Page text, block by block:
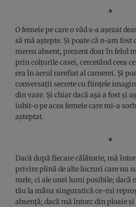
⁎
O femeie pe care o văd s-a așezat
să mă aștepte. Și poate că n-am fost
mereu absent, prezent doar în felul
prin colțurile casei, cercetând ceea ce
era în aerul rarefiat al camerei. Și
conversații secrete cu ființele
din vaze. Și chiar dacă așa a fost și
iubit-o pe acea femeie care mi-a
așteptat.
⁎
Dacă după fiecare călătorie, mă
privire plină de alte lucruri care nu
mele, ci ale unei lumi posibile;
tău la mâna singuratică ce-mi
absență; dacă mă întorc din ploaie